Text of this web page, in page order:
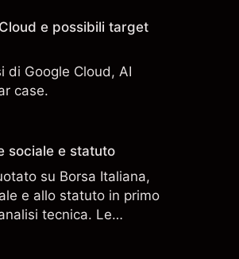
e possibili target
di Google Cloud, AI
case.
sociale e statuto
su Borsa Italiana,
e allo statuto in primo
tecnica. Le
dei risultati futuri.